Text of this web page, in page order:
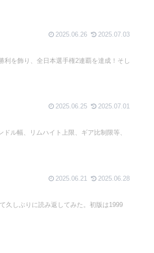
2025.06.26 2025.07.03
利を飾り、全日本選手権2連覇を達成！そし
2025.06.25 2025.07.01
ル幅、リムハイト上限、ギア比制限等、
2025.06.21 2025.06.28
久しぶりに読み返してみた。初版は1999